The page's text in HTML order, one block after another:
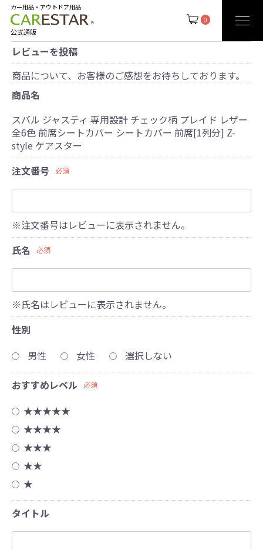
0
カー用品・アウトドア用品
公式通販
レビューを投稿
商品について、お客様のご感想をお待ちしております。
商品名
スバル ジャスティ 専用設計 チェック柄 プレイド レザー
全6色 前席シートカバー シートカバー 前席[1列分] Z-
style ケアスター
注文番号
必須
※注文番号はレビューに表示されません。
氏名
必須
※氏名はレビューに表示されません。
性別
男性
女性 選択しない
おすすめレベル 必須
★★★★★
★★★★
★★★
★★
★
タイトル